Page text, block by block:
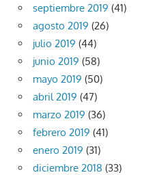
septiembre 2019 (41)
agosto 2019 (26)
julio 2019 (44)
junio 2019 (58)
mayo 2019 (50)
abril 2019 (47)
marzo 2019 (36)
febrero 2019 (41)
enero 2019 (31)
diciembre 2018 (33)